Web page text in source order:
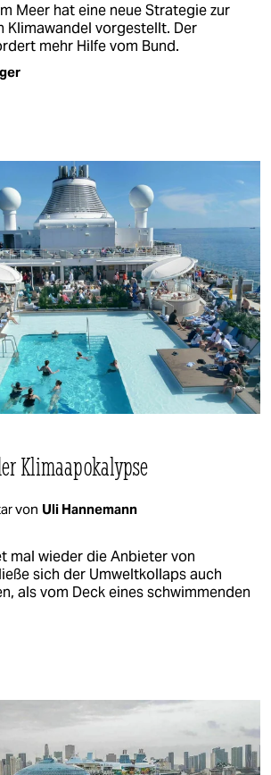
Meer hat eine neue Strategie zur
Klimawandel vorgestellt. Der
mehr Hilfe vom Bund.
Klimaapokalypse
von Uli Hannemann
mal wieder die Anbieter von
sich der Umweltkollaps auch
als vom Deck eines schwimmenden